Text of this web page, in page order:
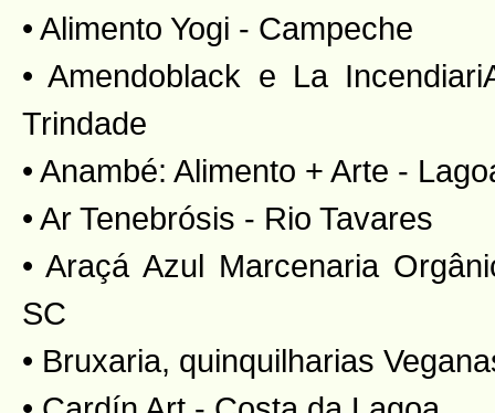
• Alimento Yogi - Campeche
• Amendoblack e La
Trindade
• Anambé: Alimento + Arte -
• Ar Tenebrósis - Rio Tavares
• Araçá Azul Marcenaria
SC
• Bruxaria, quinquilharias